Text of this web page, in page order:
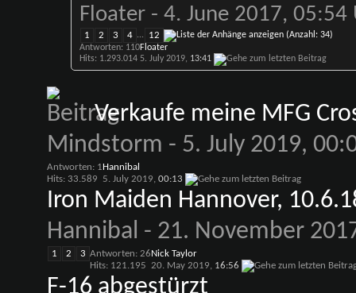
Floater- 4. June 2017, 05:54
1 2 3 4 ... 12
Antworten: 110
Hits: 1.293.014
Floater
5. July 2019, 13:41
Verkaufe meine MFG
Mindstorm - 5. July 2019,
Antworten: 1
Hits: 33.589
Hannibal
5. July 2019, 00:13
Iron Maiden Hannover,
Hannibal - 21. November
1 2 3 Antworten: 26
Hits: 121.195
Nick Taylor
20. May 2019, 16:56
F-16 abgestürzt